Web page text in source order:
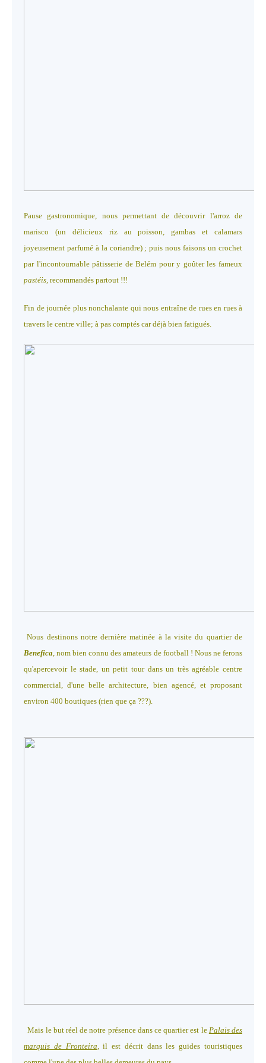
Pause gastronomique, nous permettant de découvrir l'arroz de
marisco (un délicieux riz au poisson, gambas et calamars
joyeusement parfumé à la coriandre) ; puis nous faisons un crochet
par l'incontournable pâtisserie de Belém pour y goûter les fameux
pastéis, recommandés partout !!!
Fin de journée plus nonchalante qui nous entraîne de rues en rues à
travers le centre ville; à pas comptés car déjà bien fatigués.
Nous destinons notre dernière matinée à la visite du quartier de
Benefica, nom bien connu des amateurs de football ! Nous ne ferons
qu'apercevoir le stade, un petit tour dans un très agréable centre
commercial, d'une belle architecture, bien agencé, et proposant
environ 400 boutiques (rien que ça ???).
Mais le but réel de notre présence dans ce quartier est le Palais des
marquis de Fronteira, il est décrit dans les guides touristiques